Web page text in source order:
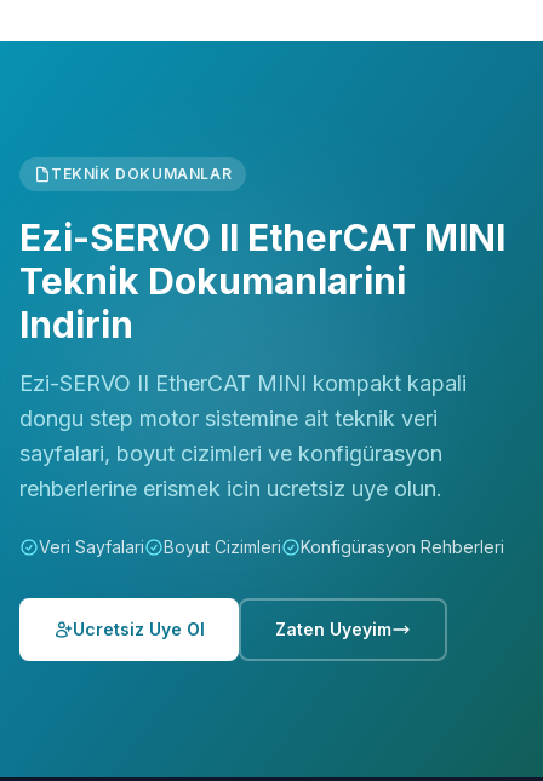
TEKNIK DOKUMANLAR
Ezi-SERVO II EtherCAT MINI
Teknik Dokumanlarini
Indirin
Ezi-SERVO II EtherCAT MINI kompakt kapali
dongu step motor sistemine ait teknik veri
sayfalari, boyut cizimleri ve konfigürasyon
rehberlerine erismek icin ucretsiz uye olun.
Veri Sayfalari Boyut Cizimleri Konfigürasyon Rehberleri
Ucretsiz Uye Ol Zaten Uyeyim